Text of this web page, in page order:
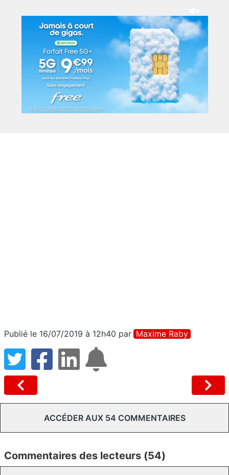
Publié le 16/07/2019 à 12h40 par Maxime Raby
ACCÉDER AUX 54 COMMENTAIRES
Commentaires des lecteurs (54)